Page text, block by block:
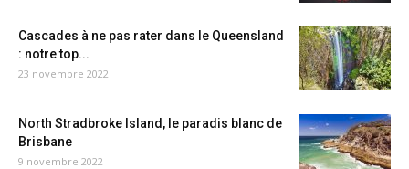
Cascades à ne pas rater dans le Queensland
: notre top...
23 novembre 2022
North Stradbroke Island, le paradis blanc de
Brisbane
9 novembre 2022